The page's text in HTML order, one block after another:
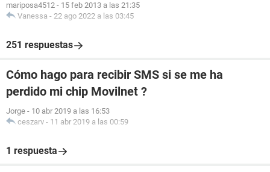
mariposa4512 - 15 feb 2013 a las 21:35
Vanessa - 22 ago 2022 a las 03:45
251 respuestas
Cómo hago para recibir SMS si se me ha
perdido mi chip Movilnet ?
Jorge - 10 abr 2019 a las 16:53
ceszarv - 11 abr 2019 a las 00:59
1 respuesta